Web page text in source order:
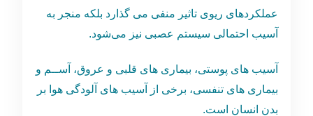
عملکردهای ریوی تاثیر منفی می گذارد بلکه منجر به
آسیب احتمالی سیستم عصبی نیز می‌شود.
آسیب های پوستی، بیماری های قلبی و عروق، آســم و
بیماری های تنفسی، برخی از آسیب های آلودگی هوا بر
بدن انسان است.